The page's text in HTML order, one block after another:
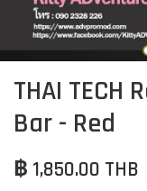
THAI TECH
Bar - Red
฿ 1,850.00 THB